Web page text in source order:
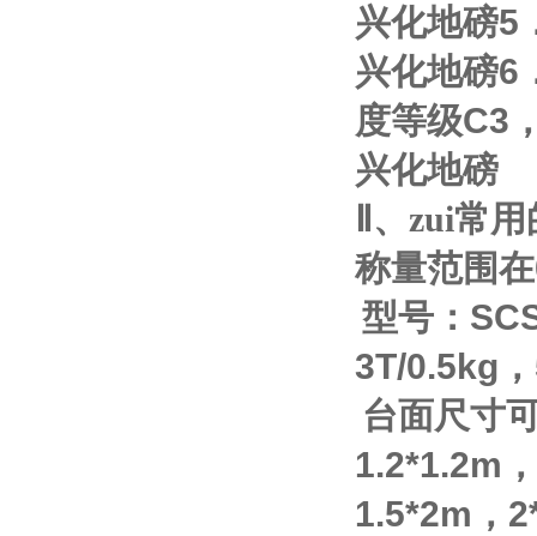
兴化地磅5
兴化地磅6
度等级C3
兴化地磅
、zui常
称量范围在
型号：
3T/0.5kg ，
台面尺寸
1.2*1.2m ，
1.5*2m ，